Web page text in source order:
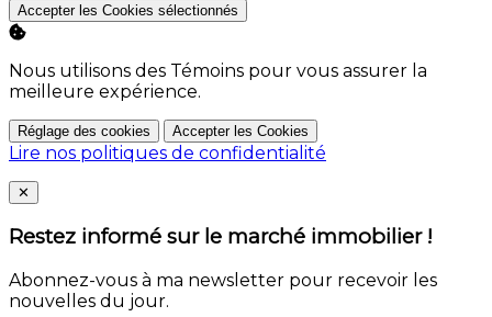
Accepter les Cookies sélectionnés
Nous utilisons des Témoins pour vous assurer la
meilleure expérience.
Réglage des cookies Accepter les Cookies
Lire nos politiques de confidentialité
Close
✕
Restez informé sur le marché immobilier !
Abonnez-vous à ma newsletter pour recevoir les
nouvelles du jour.